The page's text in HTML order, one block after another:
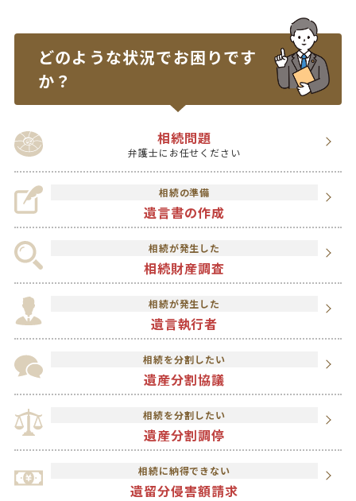
どのような状況でお困りです
か？
相続問題
弁護士にお任せください
相続の準備
遺言書の作成
相続が発生した
相続財産調査
相続が発生した
遺言執行者
相続を分割したい
遺産分割協議
相続を分割したい
遺産分割調停
相続に納得できない
遺留分侵害額請求